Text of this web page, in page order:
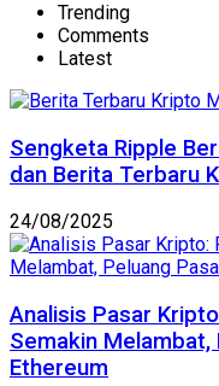
Trending
Comments
Latest
Sengketa Ripple
dan Berita Terbaru
24/08/2025
Analisis Pasar
Semakin Melambat,
Ethereum